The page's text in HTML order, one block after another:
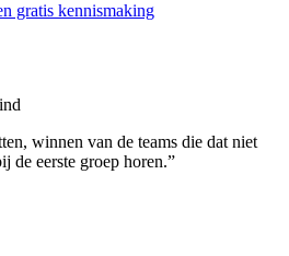
gratis kennismaking
winnen van de teams die dat niet
de eerste groep horen.”